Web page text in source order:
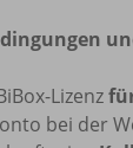
Lizenz
bei der